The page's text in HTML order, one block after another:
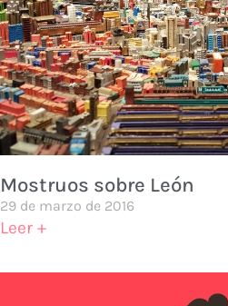
Mostruos sobre León
29 de marzo de 2016
Leer +